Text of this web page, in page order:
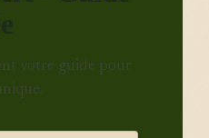
votre guide pour